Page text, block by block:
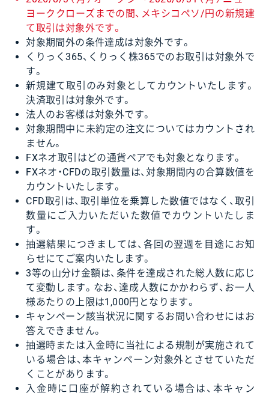
ヨーククローズまでの間、メキシコペソ/円の新規建
て取引は対象外です。
対象期間外の条件達成は対象外です。
くりっく365、くりっく株365でのお取引は対象外で
す。
新規建て取引のみ対象としてカウントいたします。
決済取引は対象外です。
法人のお客様は対象外です。
対象期間中に未約定の注文についてはカウントされ
ません。
FXネオ取引はどの通貨ペアでも対象となります。
FXネオ・CFDの取引数量は、対象期間内の合算数値を
カウントいたします。
CFD取引は、取引単位を乗算した数値ではなく、取引
数量にご入力いただいた数値でカウントいたしま
す。
抽選結果につきましては、各回の翌週を目途にお知
らせにてご案内いたします。
3等の山分け金額は、条件を達成された総人数に応じ
て変動します。なお、達成人数にかかわらず、お一人
様あたりの上限は1,000円となります。
キャンペーン該当状況に関するお問い合わせにはお
答えできません。
抽選時または入金時に当社による規制が実施されて
いる場合は、本キャンペーン対象外とさせていただ
くことがあります。
入金時に口座が解約されている場合は、本キャン